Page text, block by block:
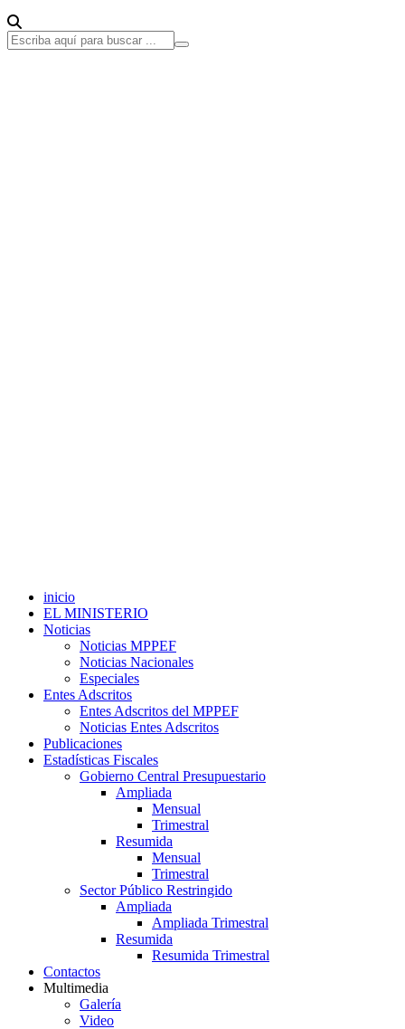
inicio
EL MINISTERIO
Noticias
Noticias MPPEF
Noticias Nacionales
Especiales
Entes Adscritos
Entes Adscritos del MPPEF
Noticias Entes Adscritos
Publicaciones
Estadísticas Fiscales
Gobierno Central Presupuestario
Ampliada
Mensual
Trimestral
Resumida
Mensual
Trimestral
Sector Público Restringido
Ampliada
Ampliada Trimestral
Resumida
Resumida Trimestral
Contactos
Multimedia
Galería
Video